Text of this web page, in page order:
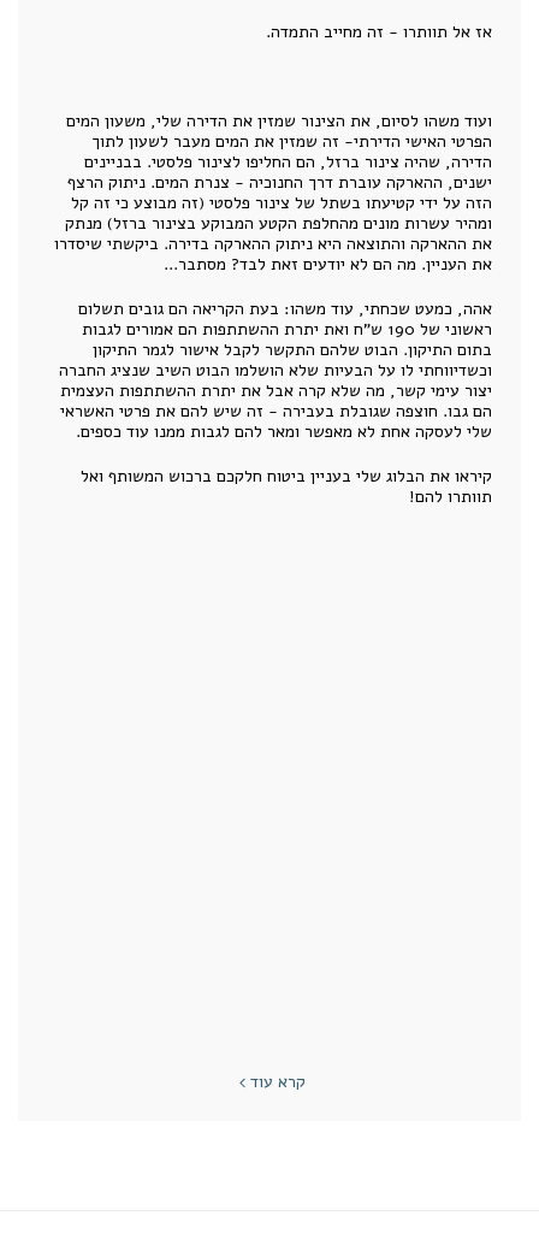
אז אל תוותרו - זה מחייב התמדה.
ועוד משהו לסיום, את הצינור שמזין את הדירה שלי, משעון המים
הפרטי האישי הדירתי- זה שמזין את המים מעבר לשעון לתוך
הדירה, שהיה צינור ברזל, הם החליפו לצינור פלסטי. בבניינים
ישנים, ההארקה עוברת דרך החנוכיה - צנרת המים. ניתוק הרצף
הזה על ידי קטיעתו בשתל של צינור פלסטי (זה מבוצע כי זה קל
ומהיר עשרות מונים מהחלפת הקטע המבוקע בצינור ברזל) מנתק
את ההארקה והתוצאה היא ניתוק ההארקה בדירה. ביקשתי שיסדרו
את העניין. מה הם לא יודעים זאת לבד? מסתבר...
אהה, כמעט שכחתי, עוד משהו: בעת הקריאה הם גובים תשלום
ראשוני של 190 ש"ח ואת יתרת ההשתתפות הם אמורים לגבות
בתום התיקון. הבוט שלהם התקשר לקבל אישור לגמר התיקון
וכשדיווחתי לו על הבעיות שלא הושלמו הבוט השיב שנציג החברה
יצור עימי קשר, מה שלא קרה אבל את יתרת ההשתתפות העצמית
הם גבו. חוצפה שגובלת בעבירה - זה שיש להם את פרטי האשראי
שלי לעסקה אחת לא מאפשר ומאר להם לגבות ממנו עוד כספים.
קיראו את הבלוג שלי בעניין ביטוח חלקכם ברכוש המשותף ואל
תוותרו להם!
קרא עוד